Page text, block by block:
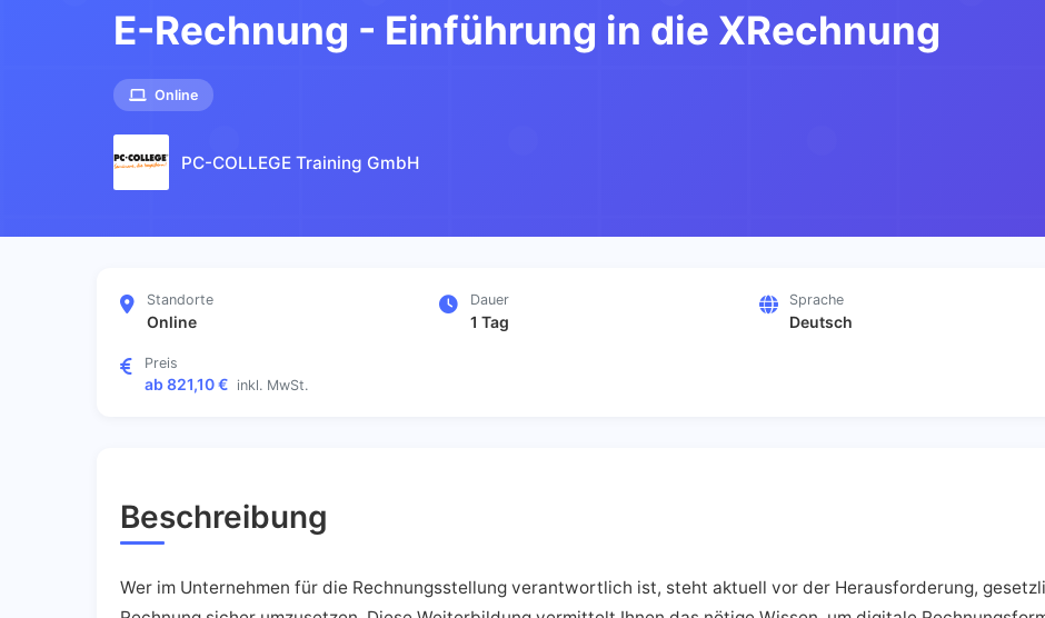
E-Rechnung - Einführung in die XRechnung
Online
PC-COLLEGE Training GmbH
Standorte
Online
Dauer
1 Tag
Sprache
Deutsch
Preis
ab 821,10 € inkl. MwSt.
Beschreibung
Wer im Unternehmen für die Rechnungsstellung verantwortlich ist, steht aktuell vor der Herausforderung,